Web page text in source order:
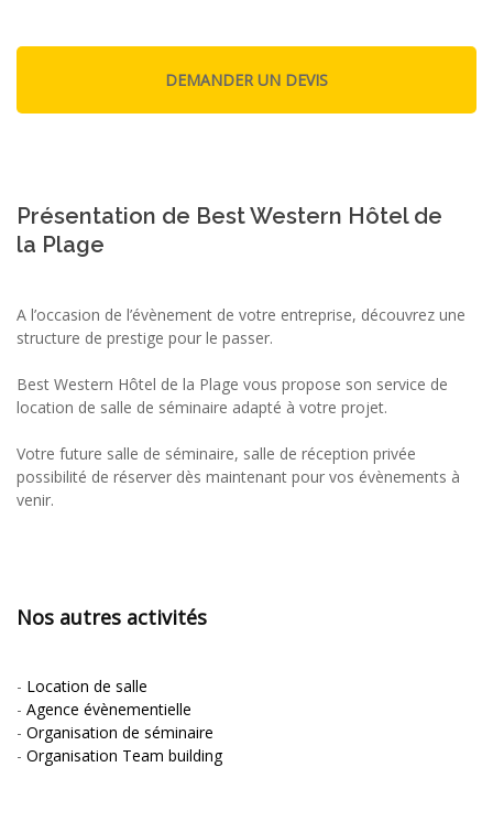
Présentation de Best Western Hôtel de
la Plage
A l’occasion de l’évènement de votre entreprise, découvrez une
structure de prestige pour le passer.
Best Western Hôtel de la Plage vous propose son service de
location de salle de séminaire adapté à votre projet.
Votre future salle de séminaire, salle de réception privée
possibilité de réserver dès maintenant pour vos évènements à
venir.
Nos autres activités
- Location de salle
- Agence évènementielle
- Organisation de séminaire
- Organisation Team building